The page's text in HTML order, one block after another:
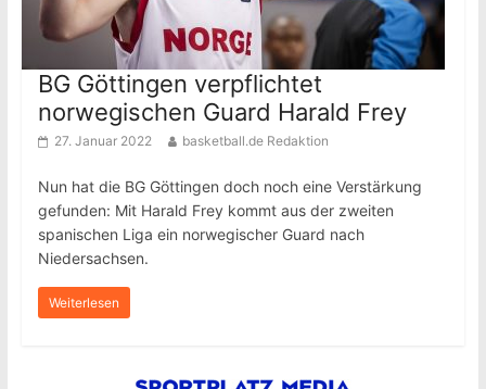
BG Göttingen verpflichtet
norwegischen Guard Harald Frey
27. Januar 2022 basketball.de Redaktion
Nun hat die BG Göttingen doch noch eine Verstärkung
gefunden: Mit Harald Frey kommt aus der zweiten
spanischen Liga ein norwegischer Guard nach
Niedersachsen.
Weiterlesen